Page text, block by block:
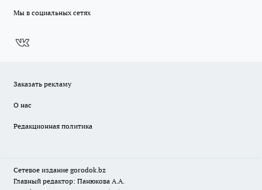
Мы в социальных сетях
Заказать рекламу
О нас
Редакционная политика
Сетевое издание gorodok.bz
Главный редактор: Панюкова А.А.